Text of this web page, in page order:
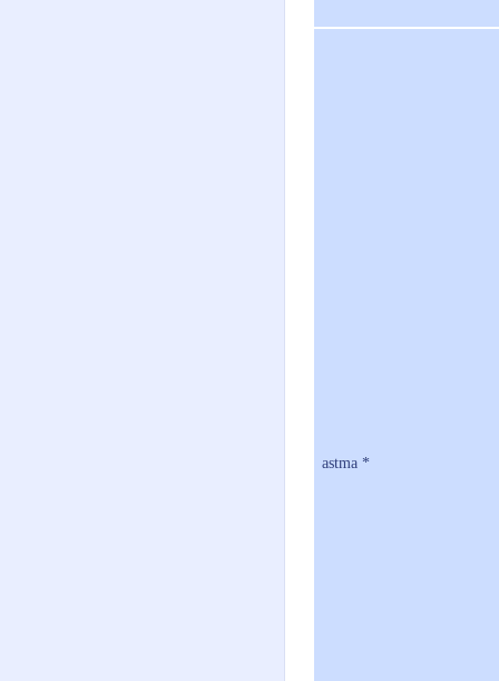
astma *